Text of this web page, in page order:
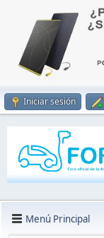
Iniciar sesión
Menú Principal